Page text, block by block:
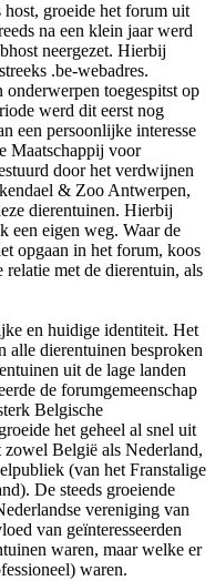
groeide het forum uit
na een klein jaar werd
neergezet. Hierbij
.be-webadres.
onderwerpen toegespitst op
werd dit eerst nog
een persoonlijke interesse
Maatschappij voor
door het verdwijnen
& Zoo Antwerpen,
dierentuinen. Hierbij
een eigen weg. Waar de
opgaan in het forum, koos
relatie met de dierentuin, als
en huidige identiteit. Het
dierentuinen besproken
uit de lage landen
de forumgemeenschap
Belgische
het geheel al snel uit
België als Nederland,
(van het Franstalige
De steeds groeiende
vereniging van
van geïnteresseerden
waren, maar welke er
waren.